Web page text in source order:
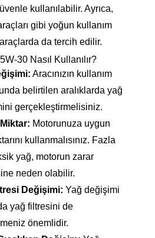
kullanılabilir. Ayrıca,
gibi yoğun kullanım
da tercih edilir.
30 Nasıl Kullanılır?
Aracınızın kullanım
belirtilen aralıklarda yağ
gerçekleştirmelisiniz.
Motorunuza uygun
kullanmalısınız. Fazla
yağ, motorun zarar
neden olabilir.
Değişimi: Yağ değişimi
yağ filtresini de
önemlidir.